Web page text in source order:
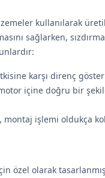
kullanılarak
sağlarken,
karşı direnç
motor içine doğru bir
montaj işlemi oldukça
özel olarak